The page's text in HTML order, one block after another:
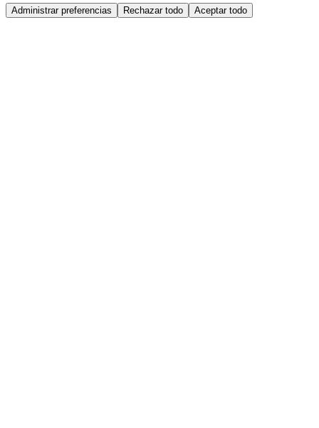
Administrar preferencias Rechazar todo Aceptar todo